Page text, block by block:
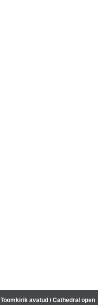
Toomkirik avatud / Cathedral open